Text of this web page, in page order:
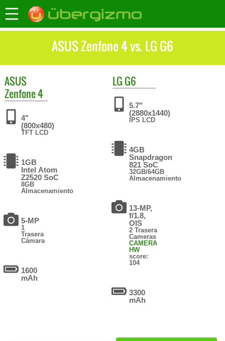
ASUS Zenfone 4 vs. LG G6
ASUS
Zenfone 4
4"
(800x480)
TFT LCD
1GB
Intel Atom
Z2520 SoC
8GB
Almacenamiento
5-MP
1
Trasera
Cámara
1600
mAh
LG G6
5.7"
(2880x1440)
IPS LCD
4GB
Snapdragon
821 SoC
32GB/64GB
Almacenamiento
13-MP,
f/1.8,
OIS
2 Trasera
Cameras
CAMERA
HW
score:
104
3300
mAh